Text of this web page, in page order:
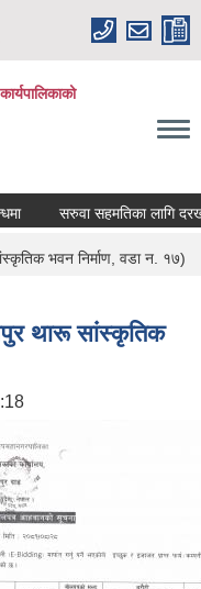
सरुवा सहमतिका लागि
भवन निर्माण, वडा न. १७)
थारू सांस्कृतिक